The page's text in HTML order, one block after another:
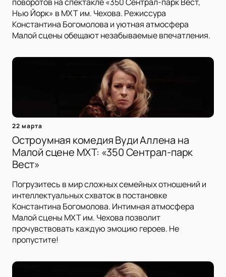
поворотов на спектакле «350 Сентрал-парк Вест,
Нью Йорк» в МХТ им. Чехова. Режиссура
Константина Богомолова и уютная атмосфера
Малой сцены обещают незабываемые впечатления.
22 марта
Остроумная комедия Вуди Аллена на
Малой сцене МХТ: «350 Сентрал-парк
Вест»
Погрузитесь в мир сложных семейных отношений и
интеллектуальных схваток в постановке
Константина Богомолова. Интимная атмосфера
Малой сцены МХТ им. Чехова позволит
прочувствовать каждую эмоцию героев. Не
пропустите!